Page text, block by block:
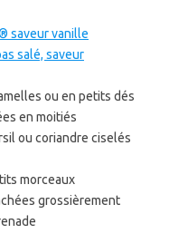
saveur vanille
salé, saveur
ou en petits dés
en moitiés
ou coriandre ciselés
morceaux
grossièrement